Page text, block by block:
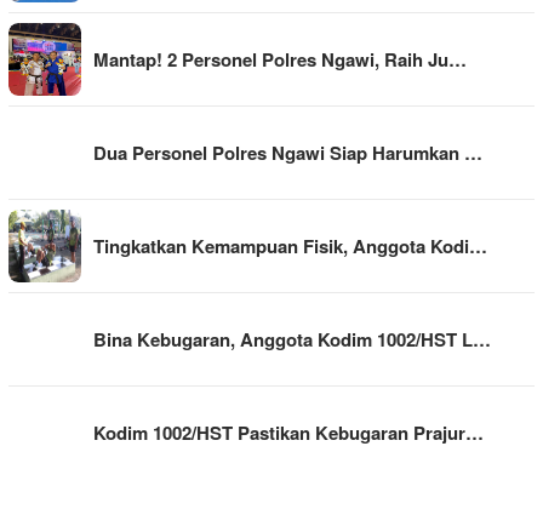
Mantap! 2 Personel Polres Ngawi, Raih Ju…
Dua Personel Polres Ngawi Siap Harumkan …
Tingkatkan Kemampuan Fisik, Anggota Kodi…
Bina Kebugaran, Anggota Kodim 1002/HST L…
Kodim 1002/HST Pastikan Kebugaran Prajur…